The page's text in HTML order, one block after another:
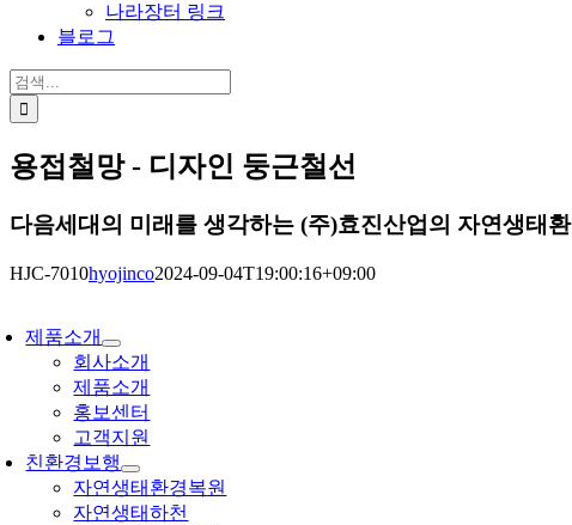
나라장터 링크
블로그
검
색:
용접철망 - 디자인 둥근철선
다음세대의 미래를 생각하는 (주)효진산업의 자연생태
HJC-7010hyojinco2024-09-04T19:00:16+09:00
제품소개
회사소개
제품소개
홍보센터
고객지원
친환경보행
자연생태환경복원
자연생태하천